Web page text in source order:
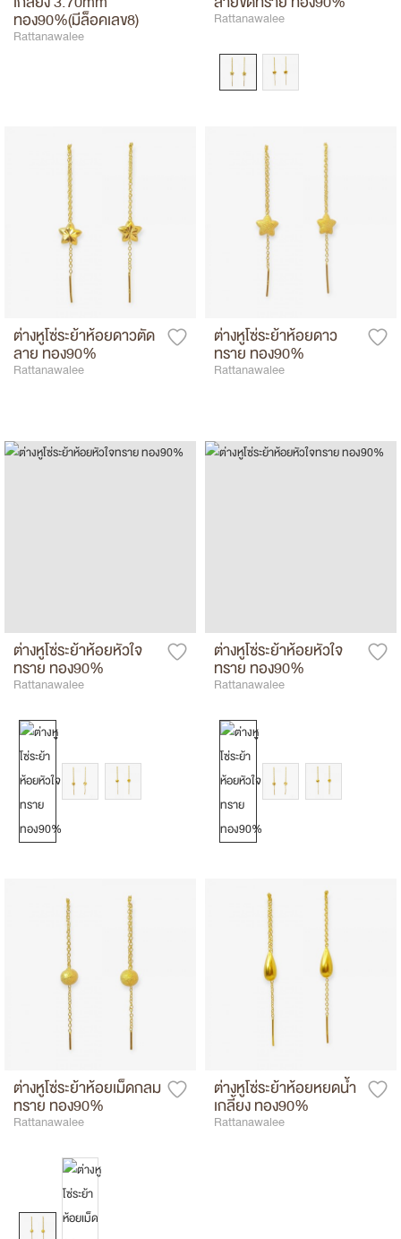
ทอง90%(มีล็อคเลข8)
Rattanawalee
Rattanawalee
ต่างหูโซ่ระย้าห้อยดาวตัด
ลาย ทอง90%
Rattanawalee
ต่างหูโซ่ระย้าห้อยดาว
ทราย ทอง90%
Rattanawalee
ต่างหูโซ่ระย้าห้อยหัวใจ
ทราย ทอง90%
Rattanawalee
ต่างหูโซ่ระย้าห้อยหัวใจ
ทราย ทอง90%
Rattanawalee
ต่างหูโซ่ระย้าห้อยเม็ดกลม
ทราย ทอง90%
Rattanawalee
ต่างหูโซ่ระย้าห้อยหยดน้ำ
เกลี้ยง ทอง90%
Rattanawalee